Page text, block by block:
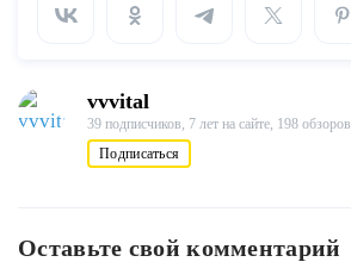
vvvital
39 подписчиков, 7 лет на сайте, 198 обзоров
Подписаться
Оставьте свой комментарий